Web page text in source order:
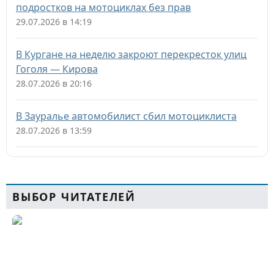
подростков на мотоциклах без прав
29.07.2026 в 14:19
В Кургане на неделю закроют перекресток улиц
Гоголя — Кирова
28.07.2026 в 20:16
В Зауралье автомобилист сбил мотоциклиста
28.07.2026 в 13:59
ВЫБОР ЧИТАТЕЛЕЙ